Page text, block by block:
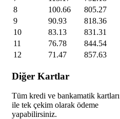
8
100.66
805.27
9
90.93
818.36
10
83.13
831.31
11
76.78
844.54
12
71.47 857.63
Diğer Kartlar
Tüm kredi ve bankamatik kartları
ile tek çekim olarak ödeme
yapabilirsiniz.